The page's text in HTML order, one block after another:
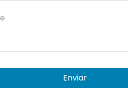
Enviar